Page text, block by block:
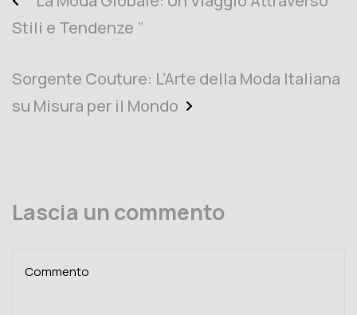
Stili e Tendenze ”
Sorgente Couture: L’Arte della Moda Italiana
su Misura per il Mondo
Lascia un commento